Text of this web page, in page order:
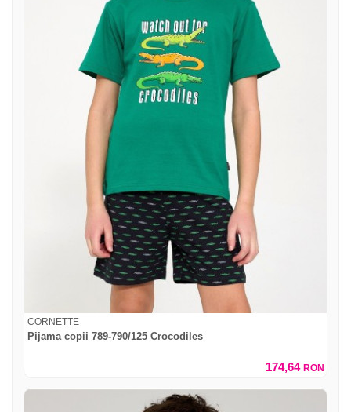
CORNETTE
Pijama copii 789-790/125 Crocodiles
174,64 RON